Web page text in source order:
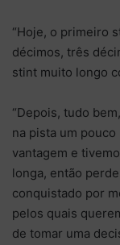
“Hoje, o primeiro
décimos, três
stint muito longo
“Depois, tudo
na pista um
vantagem e
longa, então
conquistado por
pelos quais
de tomar uma